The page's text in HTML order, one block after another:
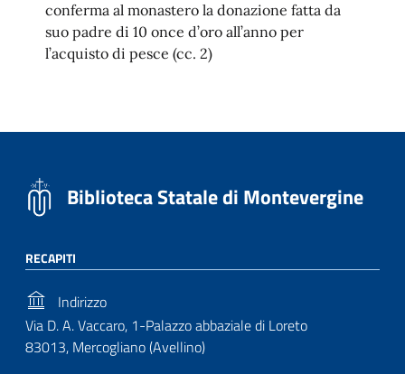
conferma al monastero la donazione fatta da
suo padre di 10 once d’oro all’anno per
l’acquisto di pesce (cc. 2)
Biblioteca Statale di Montevergine
RECAPITI
Indirizzo
Via D. A. Vaccaro, 1-Palazzo abbaziale di Loreto
83013, Mercogliano (Avellino)